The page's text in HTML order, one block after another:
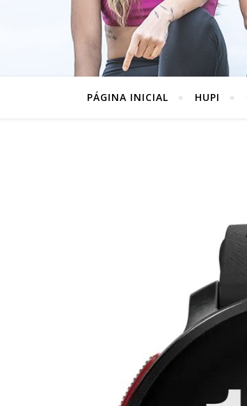
PÁGINA INICIAL HUPI